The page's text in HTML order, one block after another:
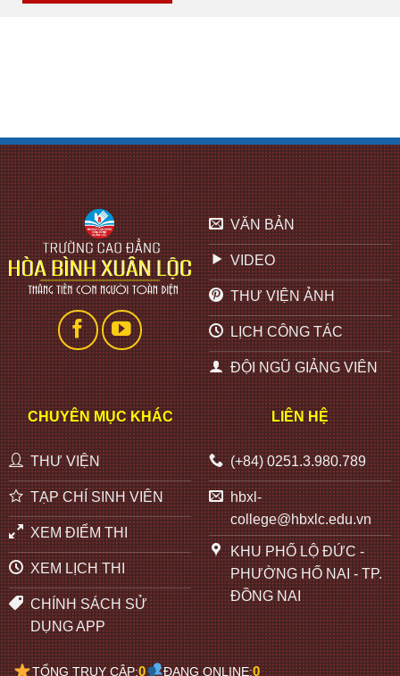
VĂN BẢN
VIDEO
THƯ VIỆN ẢNH
LỊCH CÔNG TÁC
ĐỘI NGŨ GIẢNG VIÊN
CHUYÊN MỤC KHÁC
THƯ VIỆN
TẠP CHÍ SINH VIÊN
XEM ĐIỂM THI
XEM LỊCH THI
CHÍNH SÁCH SỬ
DỤNG APP
LIÊN HỆ
(+84) 0251.3.980.789
hbxl-
college@hbxlc.edu.vn
KHU PHỐ LỘ ĐỨC -
PHƯỜNG HỐ NAI - TP.
ĐỒNG NAI
TỔNG TRUY CẬP:0 ĐANG ONLINE:0